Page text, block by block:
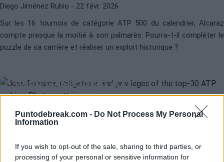
Puntodebreak.com - Do Not Process My Personal
Information
If you wish to opt-out of the sale, sharing to third parties, or
processing of your personal or sensitive information for
Diego Jiménez Rubio - 22 févr. 2026
Sur les 16 tournois de catégorie ATP 500 du calendrier, Alcaraz
compte presque la moitié à son palmarès. Pourra-t-il compléter le
puzzle de sa carrière et réaliser un exploit historique ?
ATPRANKING ATP
Voici les obligations et les
30 du classement ATP
Diego Jiménez Rubio- 14 nov. 2025
pourront bénéficier de divers privilèges tout au long de l'année
2026, mais aussi devoir faire face à des obligations qui, en cas de